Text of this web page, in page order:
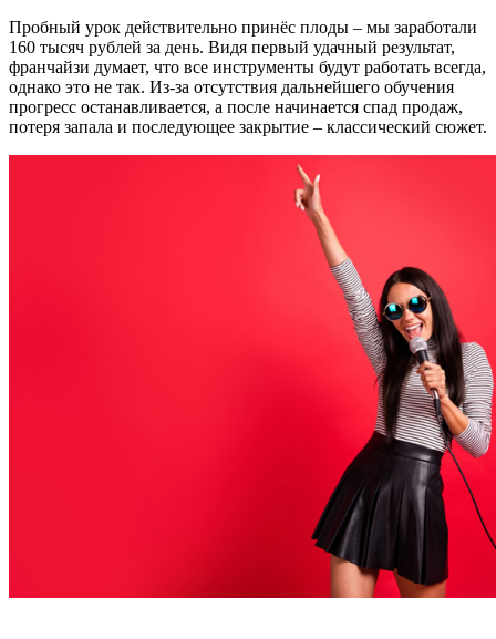
Пробный урок действительно принёс плоды – мы заработали
160 тысяч рублей за день. Видя первый удачный результат,
франчайзи думает, что все инструменты будут работать всегда,
однако это не так. Из-за отсутствия дальнейшего обучения
прогресс останавливается, а после начинается спад продаж,
потеря запала и последующее закрытие – классический сюжет.